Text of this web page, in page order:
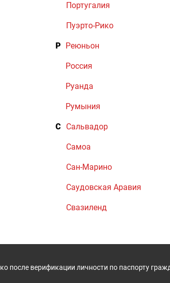
Португалия
Пуэрто-Рико
Р Реюньон
Россия
Руанда
Румыния
С Сальвадор
Самоа
Сан-Марино
Саудовская Аравия
Свазиленд
после верификации личности по паспорту